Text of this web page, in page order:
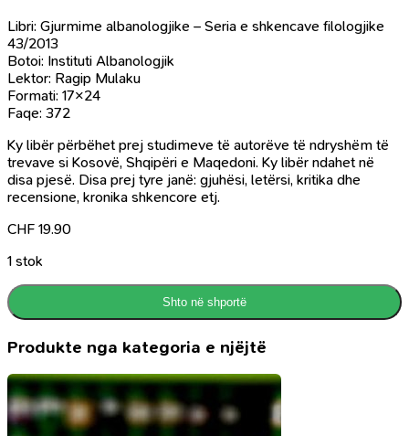
Libri: Gjurmime albanologjike – Seria e shkencave filologjike
43/2013
Botoi: Instituti Albanologjik
Lektor: Ragip Mulaku
Formati: 17×24
Faqe: 372
Ky libër përbëhet prej studimeve të autorëve të ndryshëm të
trevave si Kosovë, Shqipëri e Maqedoni. Ky libër ndahet në
disa pjesë. Disa prej tyre janë: gjuhësi, letërsi, kritika dhe
recensione, kronika shkencore etj.
CHF 19.90
1 stok
Shto në shportë
Produkte nga kategoria e njëjtë